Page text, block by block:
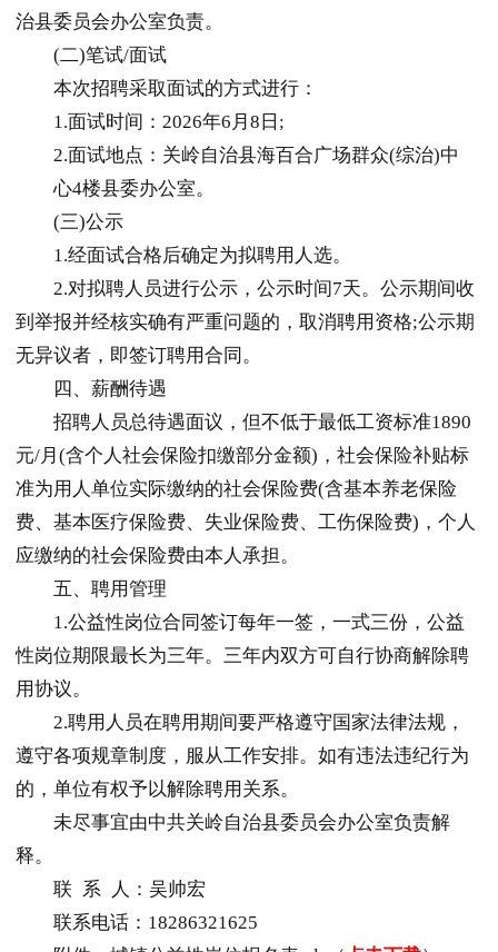
治县委员会办公室负责。
(二)笔试/面试
本次招聘采取面试的方式进行：
1.面试时间：2026年6月8日;
2.面试地点：关岭自治县海百合广场群众(综治)中
心4楼县委办公室。
(三)公示
1.经面试合格后确定为拟聘用人选。
2.对拟聘人员进行公示，公示时间7天。公示期间收
到举报并经核实确有严重问题的，取消聘用资格;公示期
无异议者，即签订聘用合同。
四、薪酬待遇
招聘人员总待遇面议，但不低于最低工资标准1890
元/月(含个人社会保险扣缴部分金额)，社会保险补贴标
准为用人单位实际缴纳的社会保险费(含基本养老保险
费、基本医疗保险费、失业保险费、工伤保险费)，个人
应缴纳的社会保险费由本人承担。
五、聘用管理
1.公益性岗位合同签订每年一签，一式三份，公益
性岗位期限最长为三年。三年内双方可自行协商解除聘
用协议。
2.聘用人员在聘用期间要严格遵守国家法律法规，
遵守各项规章制度，服从工作安排。如有违法违纪行为
的，单位有权予以解除聘用关系。
未尽事宜由中共关岭自治县委员会办公室负责解
释。
联 系 人：吴帅宏
联系电话：18286321625